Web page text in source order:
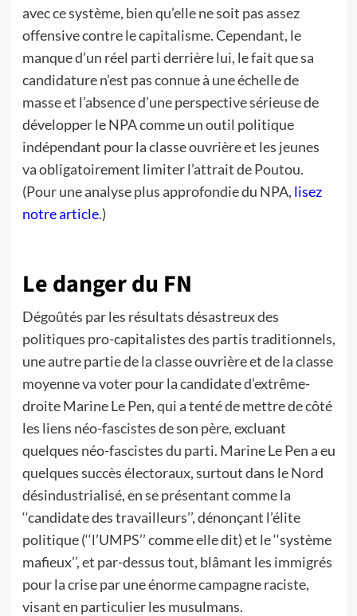
avec ce système, bien qu’elle ne soit pas assez
offensive contre le capitalisme. Cependant, le
manque d’un réel parti derrière lui, le fait que sa
candidature n’est pas connue à une échelle de
masse et l’absence d’une perspective sérieuse de
développer le NPA comme un outil politique
indépendant pour la classe ouvrière et les jeunes
va obligatoirement limiter l’attrait de Poutou.
(Pour une analyse plus approfondie du NPA, lisez
notre article.)
Le danger du FN
Dégoûtés par les résultats désastreux des
politiques pro-capitalistes des partis traditionnels,
une autre partie de la classe ouvrière et de la classe
moyenne va voter pour la candidate d’extrême-
droite Marine Le Pen, qui a tenté de mettre de côté
les liens néo-fascistes de son père, excluant
quelques néo-fascistes du parti. Marine Le Pen a eu
quelques succès électoraux, surtout dans le Nord
désindustrialisé, en se présentant comme la
‘‘candidate des travailleurs’’, dénonçant l’élite
politique (‘‘l’UMPS’’ comme elle dit) et le ‘‘système
mafieux’’, et par-dessus tout, blâmant les immigrés
pour la crise par une énorme campagne raciste,
visant en particulier les musulmans.